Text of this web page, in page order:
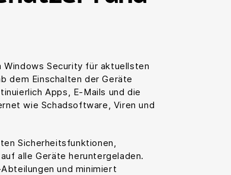
Security für aktuellsten
dem Einschalten der Geräte
Apps, E-Mails und die
wie Schadsoftware, Viren und
Sicherheitsfunktionen,
alle Geräte heruntergeladen.
und minimiert